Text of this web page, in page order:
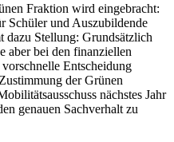
Fraktion wird eingebracht:
Schüler und Auszubildende
Stellung: Grundsätzlich
aber bei den finanziellen
Entscheidung
der Grünen
nächstes Jahr
genauen Sachverhalt zu